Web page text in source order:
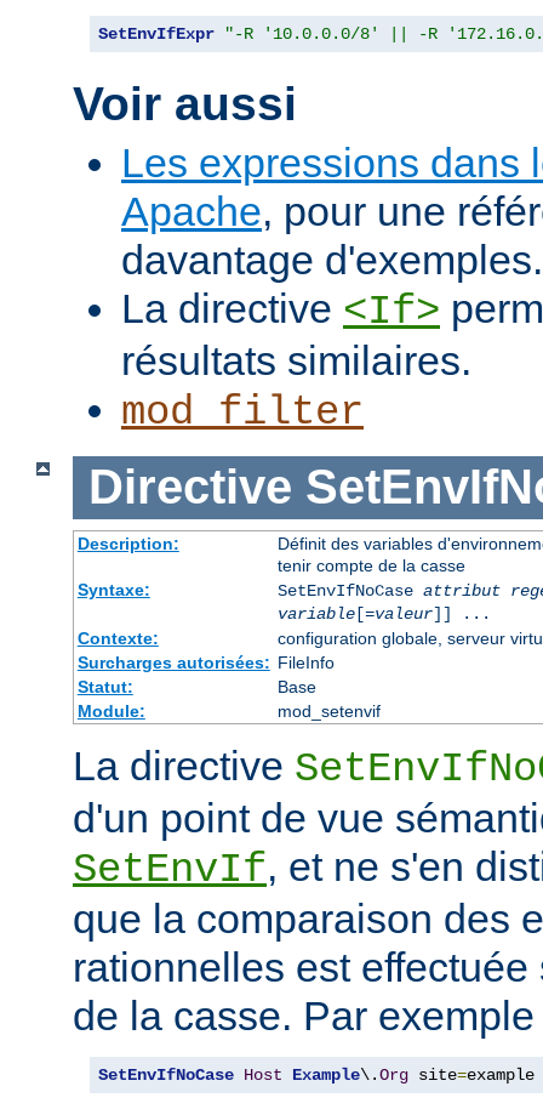
SetEnvIfExpr "-R '10.0.0.0/8' || -R
Voir aussi
Les expressions dans
Apache, pour une
davantage d'exemples.
La directive <If>
résultats similaires.
mod_filter
Directive
Description:
Définit des variables
tenir compte de la casse
Syntaxe:
SetEnvIfNoCase attribut
variable[=valeur]] ...
Contexte:
configuration globale, serveur
Surcharges autorisées: FileInfo
Statut:
Base
Module:
mod_setenvif
La directive
d'un point de vue
SetEnvIf, et ne s'en
que la comparaison des
rationnelles est
de la casse. Par exemple
SetEnvIfNoCase Host Example\.Org site=example